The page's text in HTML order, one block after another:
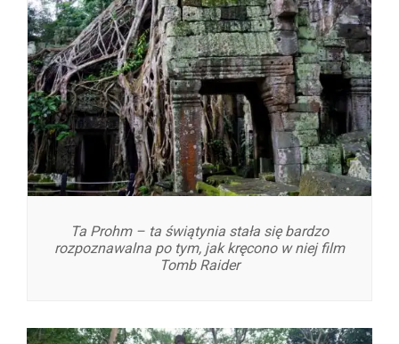
Ta Prohm – ta świątynia stała się bardzo
rozpoznawalna po tym, jak kręcono w niej film
Tomb Raider